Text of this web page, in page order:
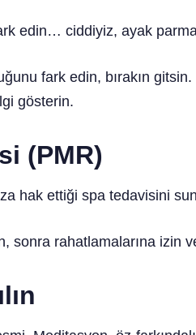
edin… ciddiyiz, ayak
fark edin, bırakın gitsin.
gösterin.
(PMR)
hak ettiği spa tedavisini
sonra rahatlamalarına izin